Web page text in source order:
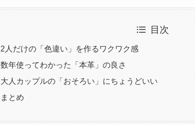
目次
2人だけの「色違い」を作るワクワク感
数年使ってわかった「本革」の良さ
大人カップルの「おそろい」にちょうどいい
まとめ